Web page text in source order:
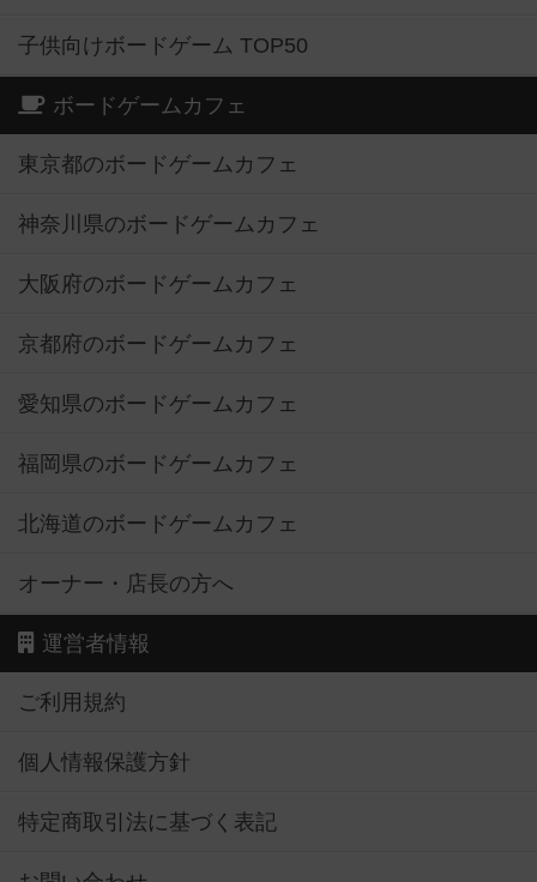
子供向けボードゲーム TOP50
ボードゲームカフェ
東京都のボードゲームカフェ
神奈川県のボードゲームカフェ
大阪府のボードゲームカフェ
京都府のボードゲームカフェ
愛知県のボードゲームカフェ
福岡県のボードゲームカフェ
北海道のボードゲームカフェ
オーナー・店長の方へ
運営者情報
ご利用規約
個人情報保護方針
特定商取引法に基づく表記